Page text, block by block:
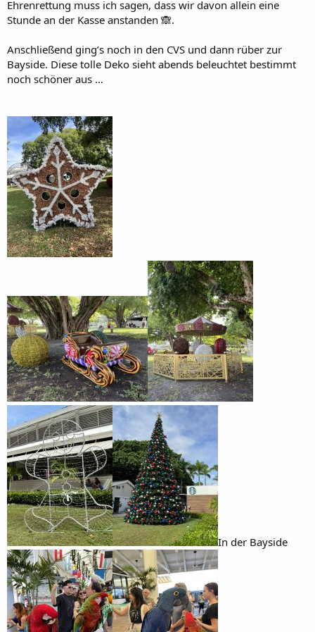
Ehrenrettung muss ich sagen, dass wir davon allein eine
Stunde an der Kasse anstanden 🙈.
Anschließend ging’s noch in den CVS und dann rüber zur
Bayside. Diese tolle Deko sieht abends beleuchtet bestimmt
noch schöner aus …
In der Bayside